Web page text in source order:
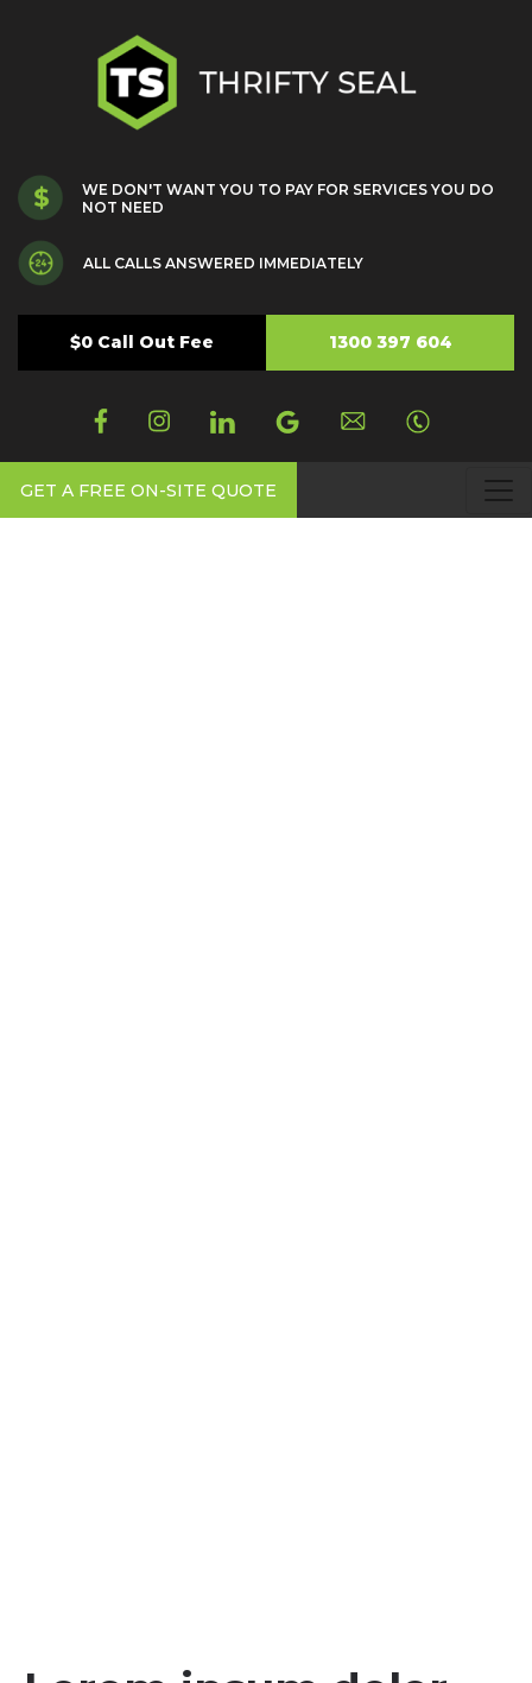
WE DON'T WANT YOU TO PAY FOR SERVICES YOU DO
NOT NEED
ALL CALLS ANSWERED IMMEDIATELY
$0 Call Out Fee 1300 397 604
GET A FREE ON-SITE QUOTE